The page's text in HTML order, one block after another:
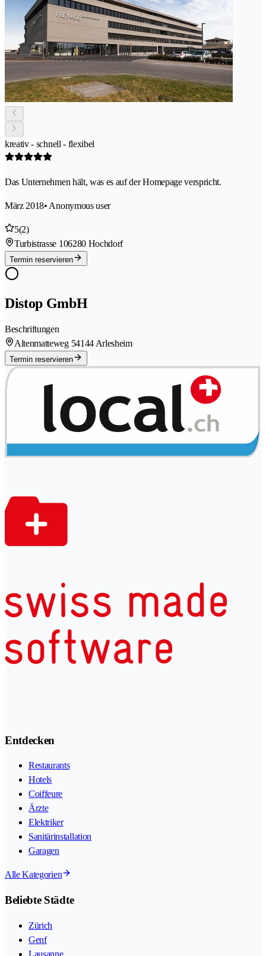
kreativ - schnell - flexibel
Das Unternehmen hält, was es auf der Homepage verspricht.
März 2018• Anonymous user
5(2)
Turbistrasse 106280 Hochdorf
Termin reservieren
Distop GmbH
Beschriftungen
Altenmatteweg 54144 Arlesheim
Termin reservieren
Entdecken
Restaurants
Hotels
Coiffeure
Ärzte
Elektriker
Sanitärinstallation
Garagen
Alle Kategorien
Beliebte Städte
Zürich
Genf
Lausanne